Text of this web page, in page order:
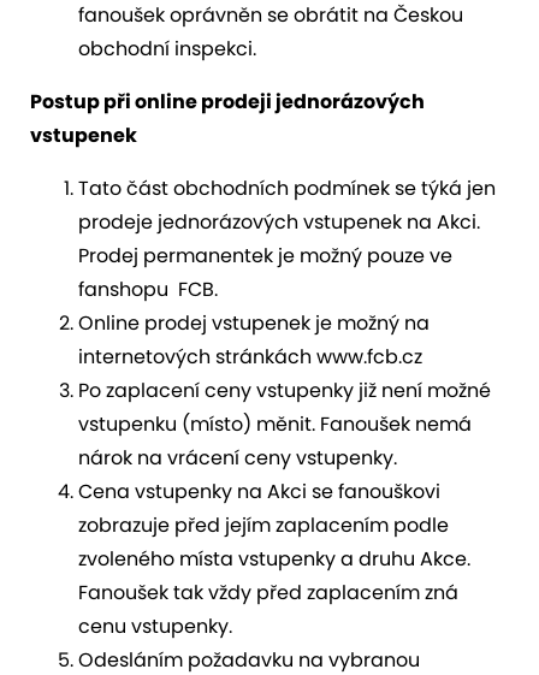
fanoušek oprávněn se obrátit na Českou
obchodní inspekci.
Postup při online prodeji jednorázových
vstupenek
Tato část obchodních podmínek se týká jen
prodeje jednorázových vstupenek na Akci.
Prodej permanentek je možný pouze ve
fanshopu FCB.
Online prodej vstupenek je možný na
internetových stránkách www.fcb.cz
Po zaplacení ceny vstupenky již není možné
vstupenku (místo) měnit. Fanoušek nemá
nárok na vrácení ceny vstupenky.
Cena vstupenky na Akci se fanouškovi
zobrazuje před jejím zaplacením podle
zvoleného místa vstupenky a druhu Akce.
Fanoušek tak vždy před zaplacením zná
cenu vstupenky.
Odesláním požadavku na vybranou